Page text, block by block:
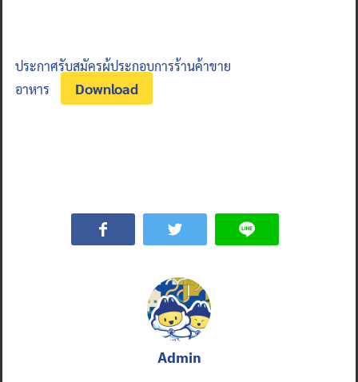
ประกาศรับสมัครผู้ประกอบการร้านค้าขาย
อาหาร
Download
Admin